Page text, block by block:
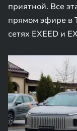
приятной. Все
прямом эфире в
сетях EXEED и